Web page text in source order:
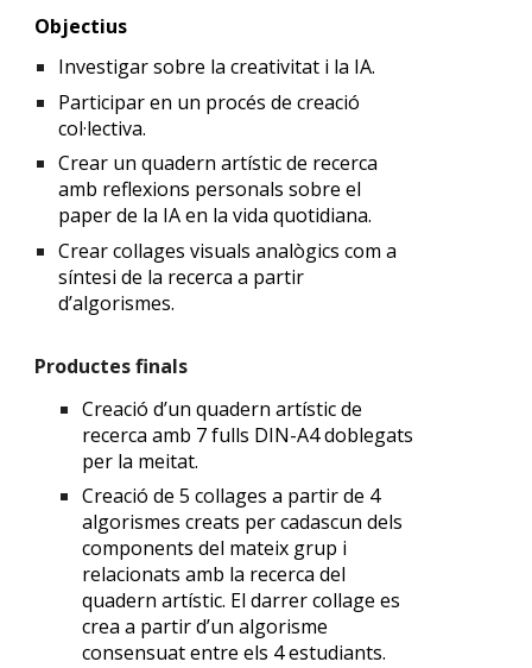
Objectius
Investigar sobre la creativitat i la IA.
Participar en un procés de creació
col·lectiva.
Crear un quadern artístic de recerca
amb reflexions personals sobre el
paper de la IA en la vida quotidiana.
Crear collages visuals analògics com a
síntesi de la recerca a partir
d’algorismes.
Productes finals
Creació d’un quadern artístic de
recerca amb 7 fulls DIN-A4 doblegats
per la meitat.
Creació de 5 collages a partir de 4
algorismes creats per cadascun dels
components del mateix grup i
relacionats amb la recerca del
quadern artístic. El darrer collage es
crea a partir d’un algorisme
consensuat entre els 4 estudiants.